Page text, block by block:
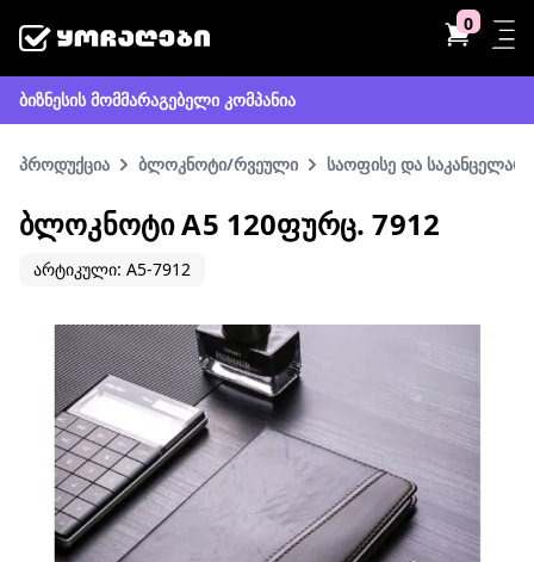
0
ბიზნესის მომმარაგებელი კომპანია
პროდუქცია ბლოკნოტი/რვეული საოფისე და
ᲑᲚᲝᲙᲜᲝᲢᲘ A5 120ᲤᲣᲠᲪ. 7912
არტიკული: A5-7912